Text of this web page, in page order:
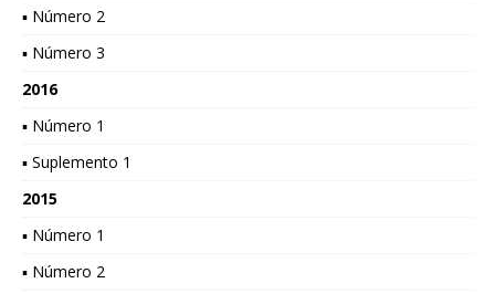
▪ Número 2
▪ Número 3
2016
▪ Número 1
▪ Suplemento 1
2015
▪ Número 1
▪ Número 2